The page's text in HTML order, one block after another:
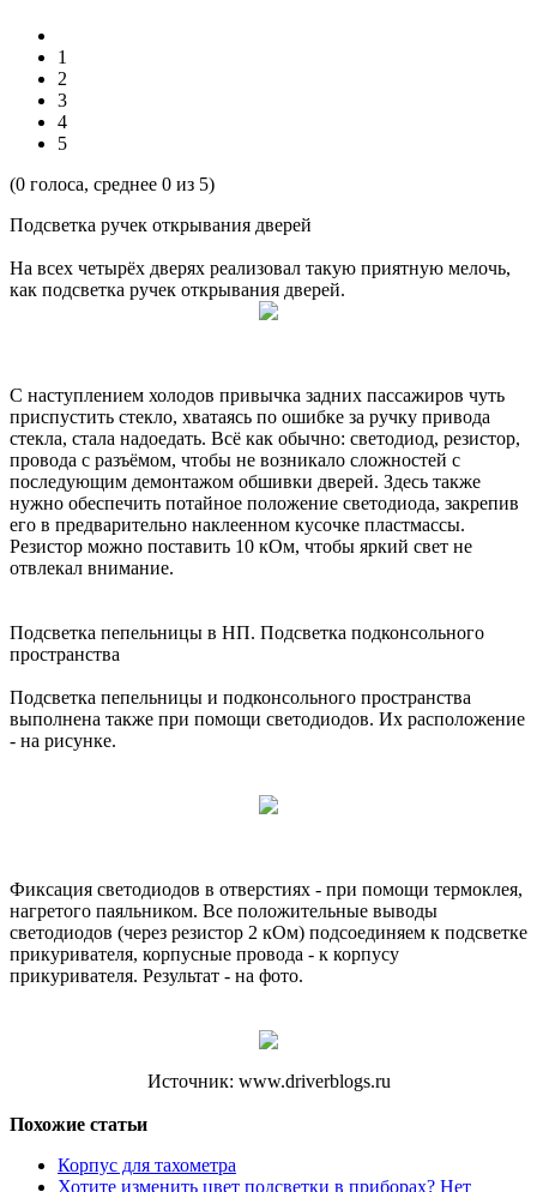
1
2
3
4
5
(0 голоса, среднее 0 из 5)
Подсветка ручек открывания дверей
На всех четырёх дверях реализовал такую приятную мелочь,
как подсветка ручек открывания дверей.
С наступлением холодов привычка задних пассажиров чуть
приспустить стекло, хватаясь по ошибке за ручку привода
стекла, стала надоедать. Всё как обычно: светодиод, резистор,
провода с разъёмом, чтобы не возникало сложностей с
последующим демонтажом обшивки дверей. Здесь также
нужно обеспечить потайное положение светодиода, закрепив
его в предварительно наклеенном кусочке пластмассы.
Резистор можно поставить 10 кОм, чтобы яркий свет не
отвлекал внимание.
Подсветка пепельницы в НП. Подсветка подконсольного
пространства
Подсветка пепельницы и подконсольного пространства
выполнена также при помощи светодиодов. Их расположение
- на рисунке.
Фиксация светодиодов в отверстиях - при помощи термоклея,
нагретого паяльником. Все положительные выводы
светодиодов (через резистор 2 кОм) подсоединяем к подсветке
прикуривателя, корпусные провода - к корпусу
прикуривателя. Результат - на фото.
Источник: www.driverblogs.ru
Похожие статьи
Корпус для тахометра
Хотите изменить цвет подсветки в приборах? Нет